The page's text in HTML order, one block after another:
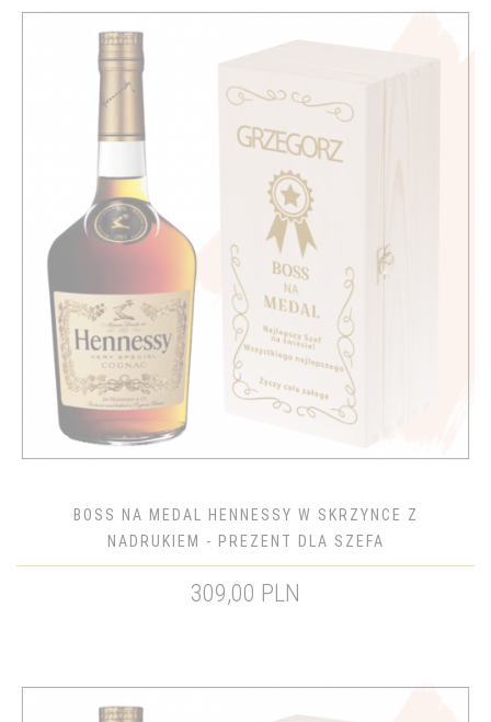
BOSS NA MEDAL HENNESSY W SKRZYNCE Z
NADRUKIEM - PREZENT DLA SZEFA
309,00 PLN